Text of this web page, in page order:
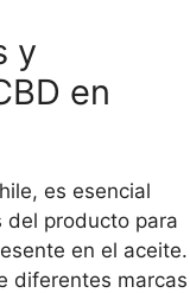
y
en
es esencial
del producto para
en el aceite.
diferentes marcas